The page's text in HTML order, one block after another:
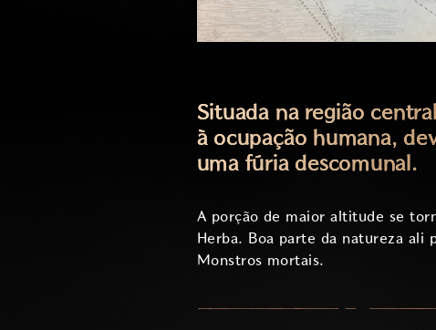
Situada na região
à ocupação humana,
uma fúria descomunal.
A porção de maior altitude se
Herba. Boa parte da natureza ali
Monstros mortais.